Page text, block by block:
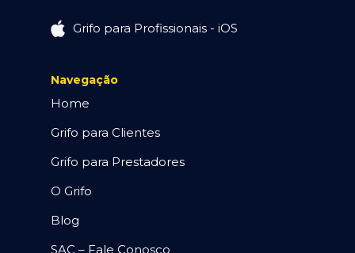
Grifo para Profissionais - iOS
Navegação
Home
Grifo para Clientes
Grifo para Prestadores
O Grifo
Blog
SAC – Fale Conosco